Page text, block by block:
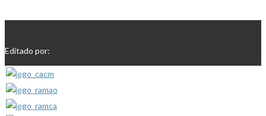
Editado por: